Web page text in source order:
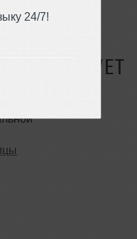
24/7!
СУЩЕСТВУЕТ